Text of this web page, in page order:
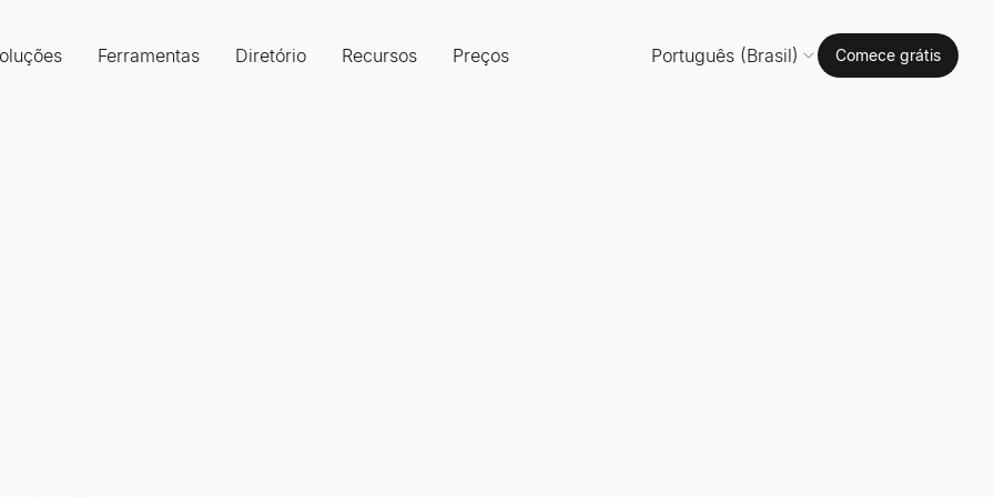
Ferramentas Diretório Recursos Preços Português (Brasil) Comece grátis